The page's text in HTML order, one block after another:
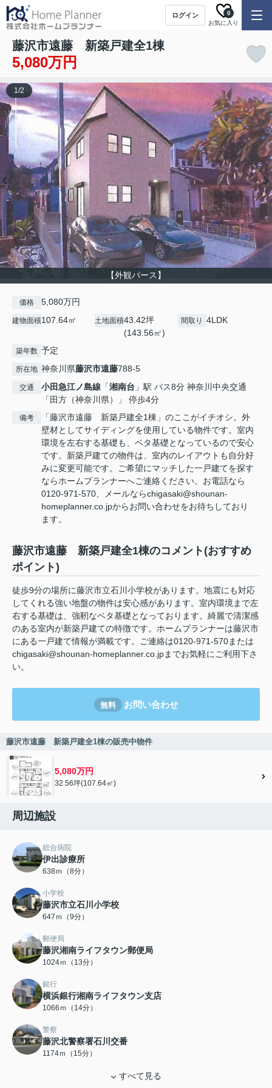
ログイン
お気に入り
0
藤沢市遠藤 新築戸建全1棟
5,080万円
【外観パース】
1/2
価格 5,080万円
建物面積107.64㎡ 土地面積43.42坪
(143.56㎡)
間取り 4LDK
築年数 予定
所在地 神奈川県藤沢市遠藤788-5
交通 小田急江ノ島線 「湘南台 」駅 バス8分 神奈川中央交通
「田方（神奈川県）」 停歩4分
備考
「藤沢市遠藤 新築戸建全1棟」のここがイチオシ。外
壁材としてサイディングを使用している物件です。室内
環境を左右する基礎も、ベタ基礎となっているので安心
です。新築戸建ての物件は、室内のレイアウトも自分好
みに変更可能です。ご希望にマッチした一戸建てを探す
ならホームプランナーへご連絡ください。お電話なら
0120-971-570、メールならchigasaki@shounan-
homeplanner.co.jpからお問い合わせをお待ちしており
ます。
藤沢市遠藤 新築戸建全1棟のコメント(おすすめ
ポイント)
徒歩9分の場所に藤沢市立石川小学校があります。地震にも対応
してくれる強い地盤の物件は安心感があります。室内環境まで左
右する基礎は、強靭なベタ基礎となっております。綺麗で清潔感
のある室内が新築戸建ての特徴です。ホームプランナーは藤沢市
にある一戸建て情報が満載です。ご連絡は0120-971-570または
chigasaki@shounan-homeplanner.co.jpまでお気軽にご利用下さ
い。
無料 お問い合わせ
藤沢市遠藤 新築戸建全1棟の販売中物件
5,080万円
32.56坪(107.64㎡)
周辺施設
総合病院
伊出診療所
638ｍ（8分）
小学校
藤沢市立石川小学校
647ｍ（9分）
郵便局
藤沢湘南ライフタウン郵便局
1024ｍ（13分）
銀行
横浜銀行湘南ライフタウン支店
1066ｍ（14分）
警察
藤沢北警察署石川交番
1174ｍ（15分）
すべて見る